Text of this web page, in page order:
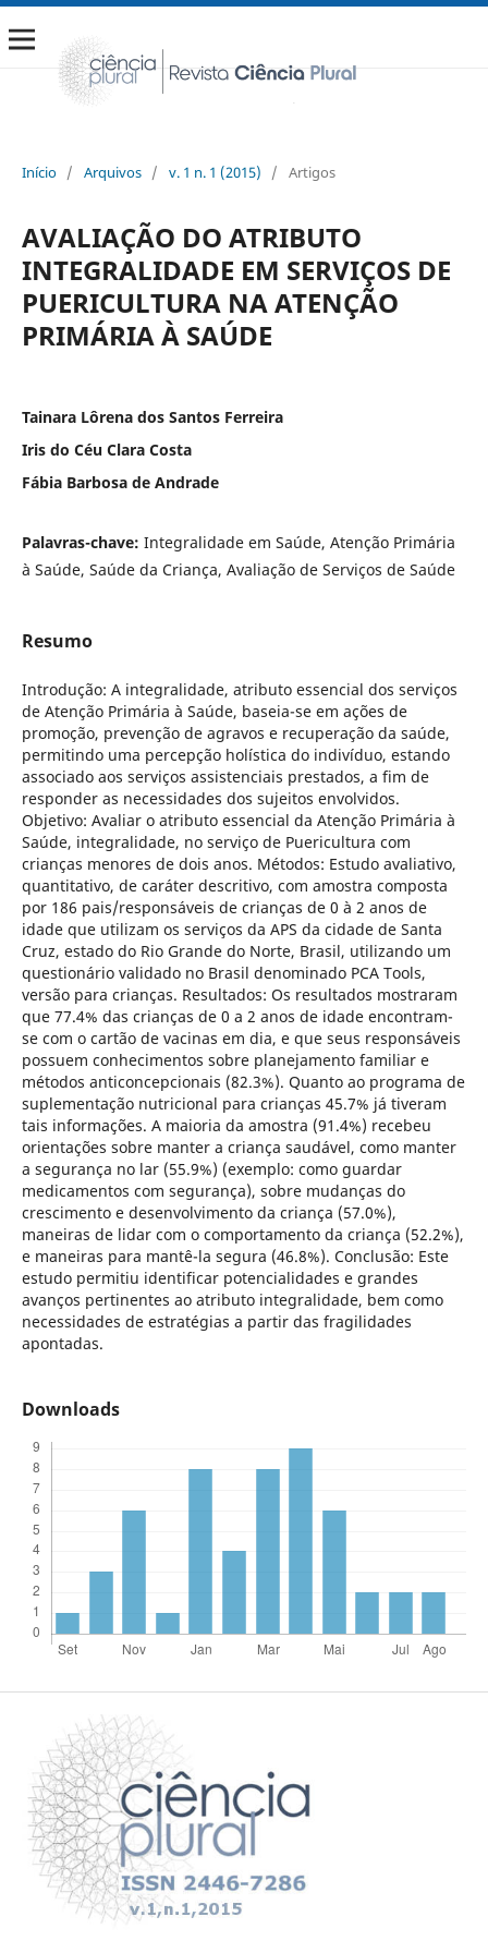
Início / Arquivos / v. 1 n. 1 (2015) / Artigos
AVALIAÇÃO DO ATRIBUTO
INTEGRALIDADE EM SERVIÇOS DE
PUERICULTURA NA ATENÇÃO
PRIMÁRIA À SAÚDE
Tainara Lôrena dos Santos Ferreira
Iris do Céu Clara Costa
Fábia Barbosa de Andrade
Palavras-chave: Integralidade em Saúde, Atenção Primária
à Saúde, Saúde da Criança, Avaliação de Serviços de Saúde
Resumo
Introdução: A integralidade, atributo essencial dos serviços
de Atenção Primária à Saúde, baseia-se em ações de
promoção, prevenção de agravos e recuperação da saúde,
permitindo uma percepção holística do indivíduo, estando
associado aos serviços assistenciais prestados, a fim de
responder as necessidades dos sujeitos envolvidos.
Objetivo: Avaliar o atributo essencial da Atenção Primária à
Saúde, integralidade, no serviço de Puericultura com
crianças menores de dois anos. Métodos: Estudo avaliativo,
quantitativo, de caráter descritivo, com amostra composta
por 186 pais/responsáveis de crianças de 0 à 2 anos de
idade que utilizam os serviços da APS da cidade de Santa
Cruz, estado do Rio Grande do Norte, Brasil, utilizando um
questionário validado no Brasil denominado PCA Tools,
versão para crianças. Resultados: Os resultados mostraram
que 77.4% das crianças de 0 a 2 anos de idade encontram-
se com o cartão de vacinas em dia, e que seus responsáveis
possuem conhecimentos sobre planejamento familiar e
métodos anticoncepcionais (82.3%). Quanto ao programa de
suplementação nutricional para crianças 45.7% já tiveram
tais informações. A maioria da amostra (91.4%) recebeu
orientações sobre manter a criança saudável, como manter
a segurança no lar (55.9%) (exemplo: como guardar
medicamentos com segurança), sobre mudanças do
crescimento e desenvolvimento da criança (57.0%),
maneiras de lidar com o comportamento da criança (52.2%),
e maneiras para mantê-la segura (46.8%). Conclusão: Este
estudo permitiu identificar potencialidades e grandes
avanços pertinentes ao atributo integralidade, bem como
necessidades de estratégias a partir das fragilidades
apontadas.
Downloads